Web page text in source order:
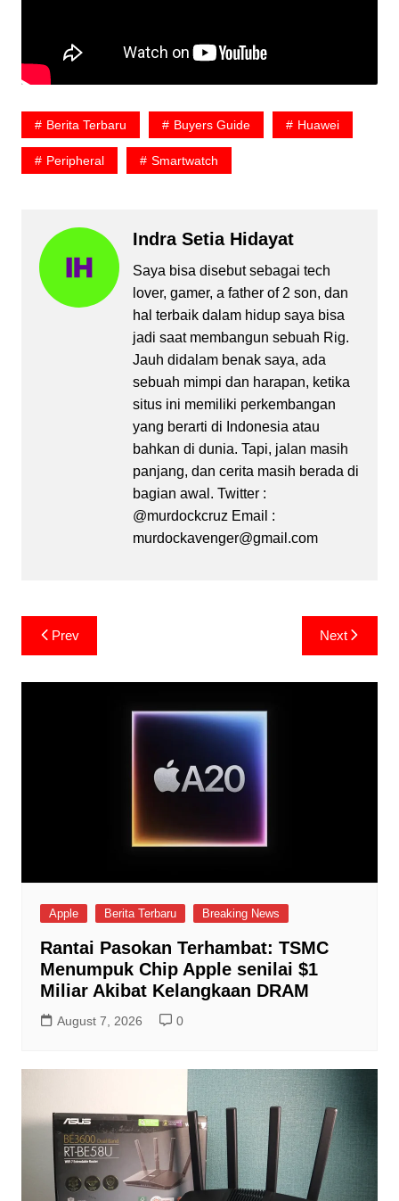
Berita Terbaru Buyers Guide Huawei
Peripheral Smartwatch
Indra Setia Hidayat
Saya bisa disebut sebagai tech
lover, gamer, a father of 2 son, dan
hal terbaik dalam hidup saya bisa
jadi saat membangun sebuah Rig.
Jauh didalam benak saya, ada
sebuah mimpi dan harapan, ketika
situs ini memiliki perkembangan
yang berarti di Indonesia atau
bahkan di dunia. Tapi, jalan masih
panjang, dan cerita masih berada di
bagian awal. Twitter :
@murdockcruz Email :
murdockavenger@gmail.com
Post
navigation
Prev Next
Apple Berita Terbaru Breaking News
Rantai Pasokan Terhambat: TSMC
Menumpuk Chip Apple senilai $1
Miliar Akibat Kelangkaan DRAM
August 7, 2026 0